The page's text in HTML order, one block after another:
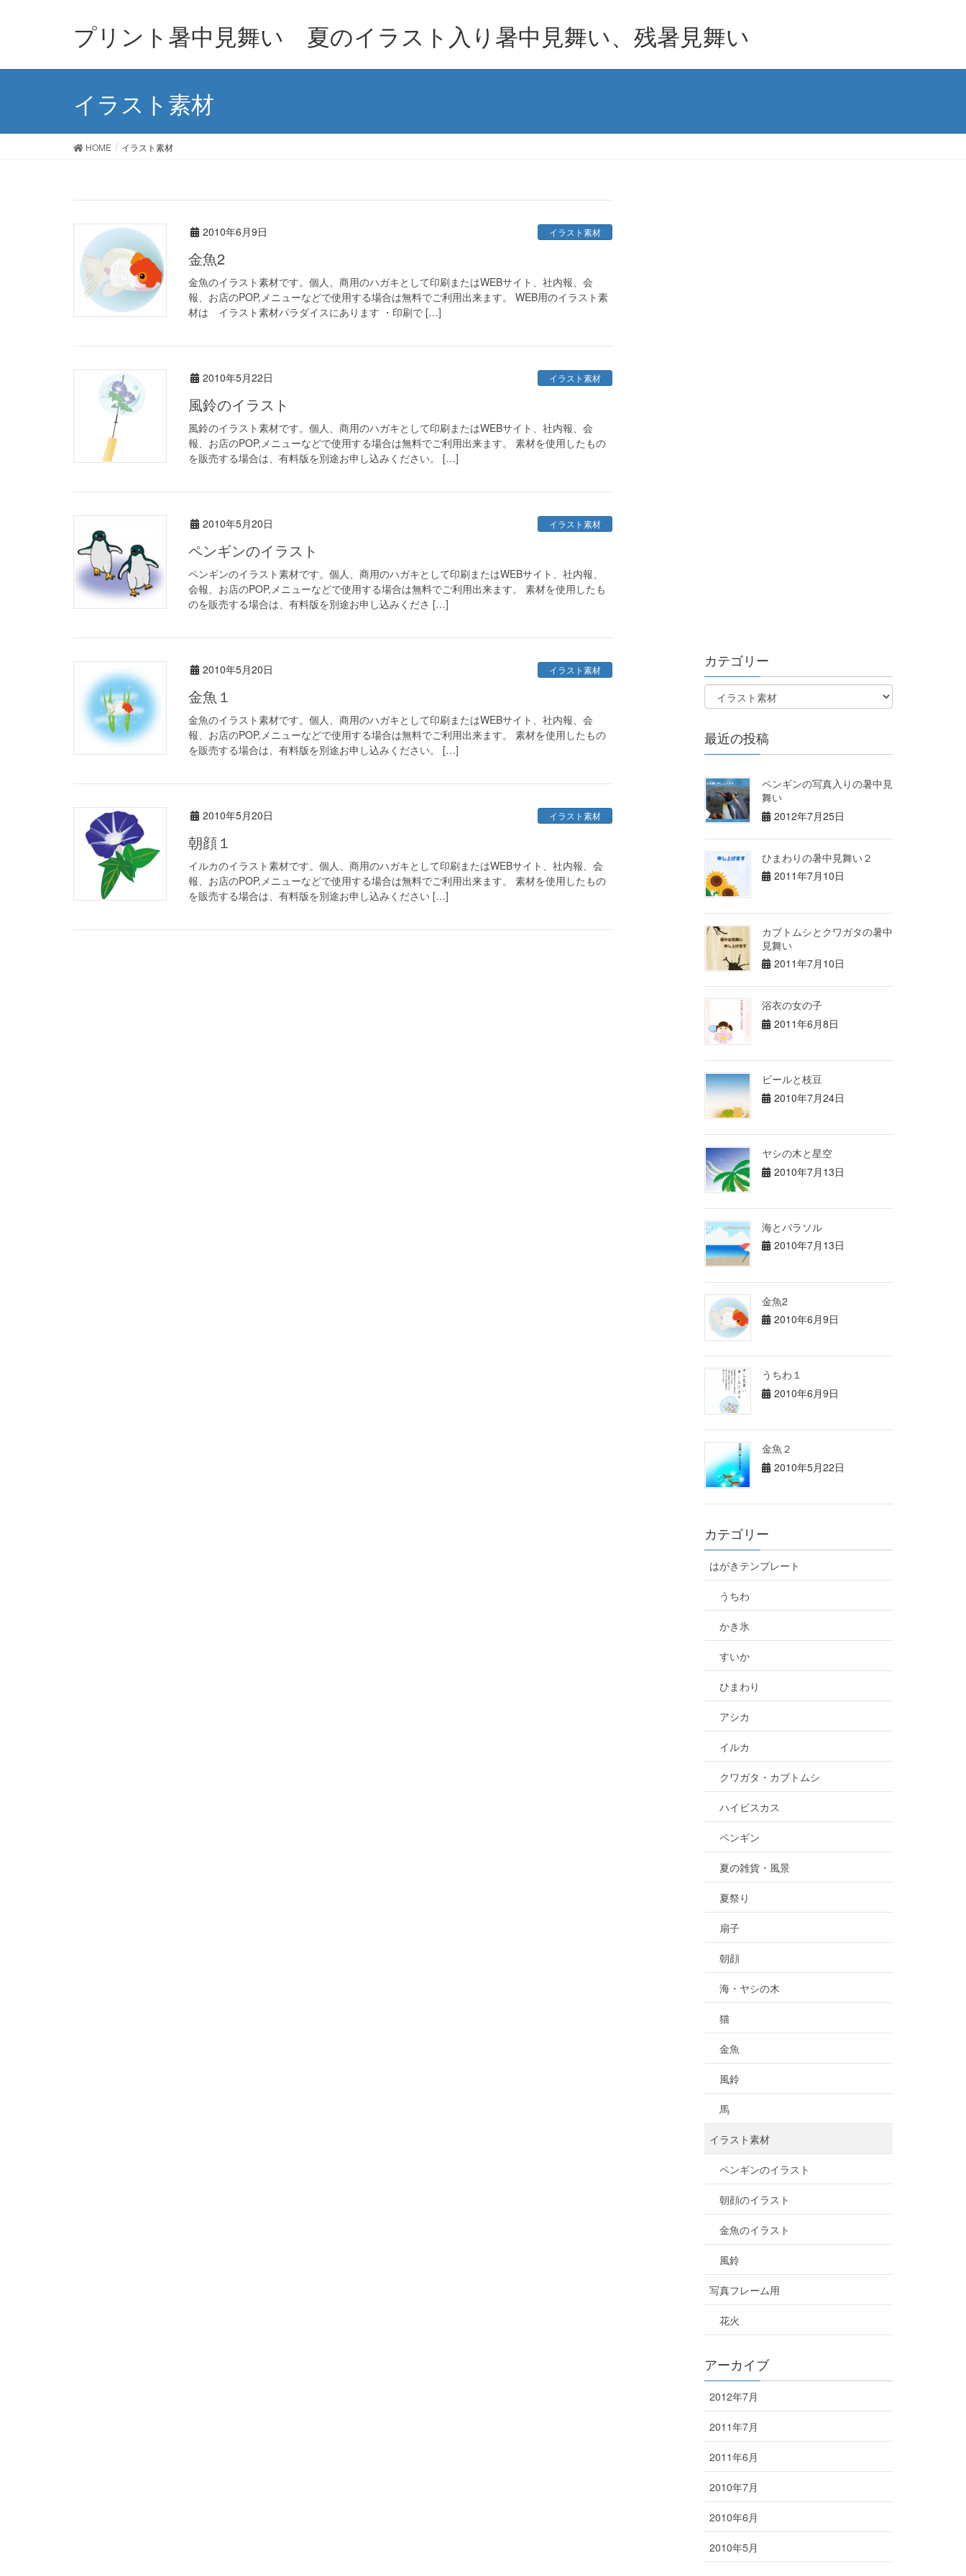
プリント暑中見舞い 夏のイラスト入り暑中見舞い、残暑見舞い
イラスト素材
HOME イラスト素材
2010年6月9日 イラスト素材
金魚2
金魚のイラスト素材です。個人、商用のハガキとして印刷またはWEBサイト、社内報、会
報、お店のPOP,メニューなどで使用する場合は無料でご利用出来ます。 WEB用のイラスト素
材は イラスト素材パラダイスにあります ・印刷で […]
2010年5月22日 イラスト素材
風鈴のイラスト
風鈴のイラスト素材です。個人、商用のハガキとして印刷またはWEBサイト、社内報、会
報、お店のPOP,メニューなどで使用する場合は無料でご利用出来ます。 素材を使用したもの
を販売する場合は、有料版を別途お申し込みください。 […]
2010年5月20日 イラスト素材
ペンギンのイラスト
ペンギンのイラスト素材です。個人、商用のハガキとして印刷またはWEBサイト、社内報、
会報、お店のPOP,メニューなどで使用する場合は無料でご利用出来ます。 素材を使用したも
のを販売する場合は、有料版を別途お申し込みくださ […]
2010年5月20日 イラスト素材
金魚１
金魚のイラスト素材です。個人、商用のハガキとして印刷またはWEBサイト、社内報、会
報、お店のPOP,メニューなどで使用する場合は無料でご利用出来ます。 素材を使用したもの
を販売する場合は、有料版を別途お申し込みください。 […]
2010年5月20日 イラスト素材
朝顔１
イルカのイラスト素材です。個人、商用のハガキとして印刷またはWEBサイト、社内報、会
報、お店のPOP,メニューなどで使用する場合は無料でご利用出来ます。 素材を使用したもの
を販売する場合は、有料版を別途お申し込みください […]
カテゴリー
最近の投稿
ペンギンの写真入りの暑中見
舞い
2012年7月25日
ひまわりの暑中見舞い２
2011年7月10日
カブトムシとクワガタの暑中
見舞い
2011年7月10日
浴衣の女の子
2011年6月8日
ビールと枝豆
2010年7月24日
ヤシの木と星空
2010年7月13日
海とパラソル
2010年7月13日
金魚2
2010年6月9日
うちわ１
2010年6月9日
金魚２
2010年5月22日
カテゴリー
はがきテンプレート
うちわ
かき氷
すいか
ひまわり
アシカ
イルカ
クワガタ・カブトムシ
ハイビスカス
ペンギン
夏の雑貨・風景
夏祭り
扇子
朝顔
海・ヤシの木
猫
金魚
風鈴
馬
イラスト素材
ペンギンのイラスト
朝顔のイラスト
金魚のイラスト
風鈴
写真フレーム用
花火
アーカイブ
2012年7月
2011年7月
2011年6月
2010年7月
2010年6月
2010年5月